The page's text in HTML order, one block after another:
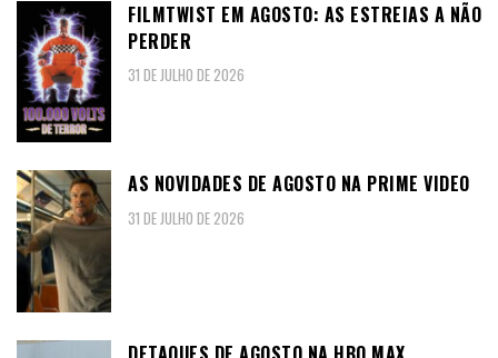
FILMTWIST EM AGOSTO: AS ESTREIAS A NÃO
PERDER
31 DE JULHO DE 2026
AS NOVIDADES DE AGOSTO NA PRIME VIDEO
31 DE JULHO DE 2026